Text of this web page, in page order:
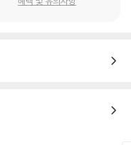
부울 논리(Boolean Logi
만과 같은 고전적인 비대칭
고리듬에 대해서 설명한